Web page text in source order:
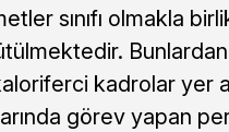
sınıfı olmakla
Bunlardan
kadrolar yer
görev yapan